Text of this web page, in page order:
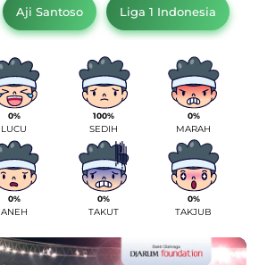
Aji Santoso Liga 1 Indonesia
0%
LUCU
100%
SEDIH
0%
MARAH
0%
ANEH
0%
TAKUT
0%
TAKJUB